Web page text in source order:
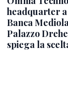
headquarter
Banca
Palazzo
spiega la